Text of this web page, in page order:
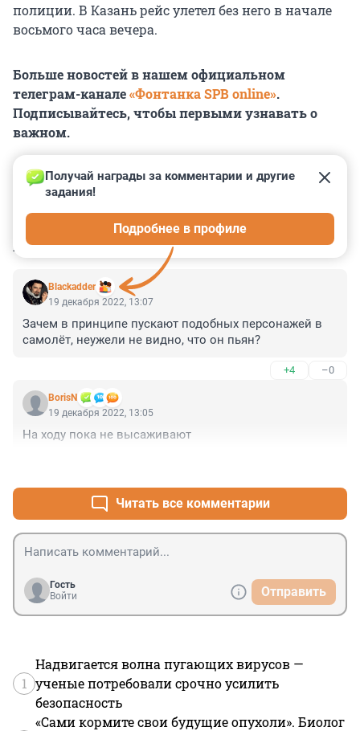
полиции. В Казань рейс улетел без него в начале
восьмого часа вечера.
Больше новостей в нашем официальном
телеграм-канале«Фонтанка SPB online».
Подписывайтесь, чтобы первыми узнавать о
важном.
КОММЕНТАРИИ 4
Blackadder
Получай награды за комментарии и другие
задания!
Подробнее в профиле
19 декабря 2022, 13:07
Зачем в принципе пускают подобных персонажей в
самолёт, неужели не видно, что он пьян?
+4 –0
BorisN
19 декабря 2022, 13:05
На ходу пока не высаживают
Читать все комментарии
Гость
Войти
Отправить
1
Надвигается волна пугающих вирусов —
ученые потребовали срочно усилить
безопасность
«Сами кормите свои будущие опухоли». Биолог